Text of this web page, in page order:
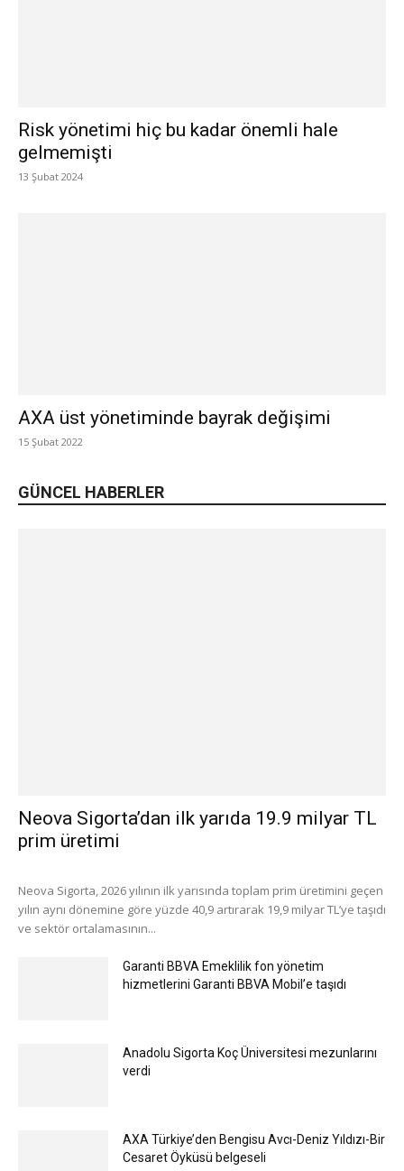
Risk yönetimi hiç bu kadar önemli hale
gelmemişti
13 Şubat 2024
AXA üst yönetiminde bayrak değişimi
15 Şubat 2022
GÜNCEL HABERLER
Neova Sigorta’dan ilk yarıda 19.9 milyar TL
prim üretimi
Neova Sigorta, 2026 yılının ilk yarısında toplam prim üretimini geçen
yılın aynı dönemine göre yüzde 40,9 artırarak 19,9 milyar TL’ye taşıdı
ve sektör ortalamasının...
Garanti BBVA Emeklilik fon yönetim
hizmetlerini Garanti BBVA Mobil’e taşıdı
Anadolu Sigorta Koç Üniversitesi mezunlarını
verdi
AXA Türkiye’den Bengisu Avcı-Deniz Yıldızı-Bir
Cesaret Öyküsü belgeseli